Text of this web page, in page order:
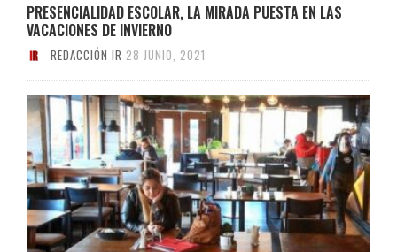
PRESENCIALIDAD ESCOLAR, LA MIRADA PUESTA EN LAS
VACACIONES DE INVIERNO
REDACCIÓN IR 28 JUNIO, 2021